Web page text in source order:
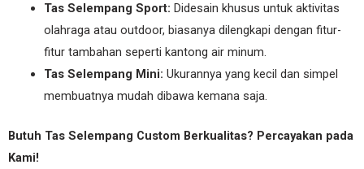
Tas Selempang Sport: Didesain khusus untuk aktivitas
olahraga atau outdoor, biasanya dilengkapi dengan fitur-
fitur tambahan seperti kantong air minum.
Tas Selempang Mini: Ukurannya yang kecil dan simpel
membuatnya mudah dibawa kemana saja.
Butuh Tas Selempang Custom Berkualitas? Percayakan pada
Kami!